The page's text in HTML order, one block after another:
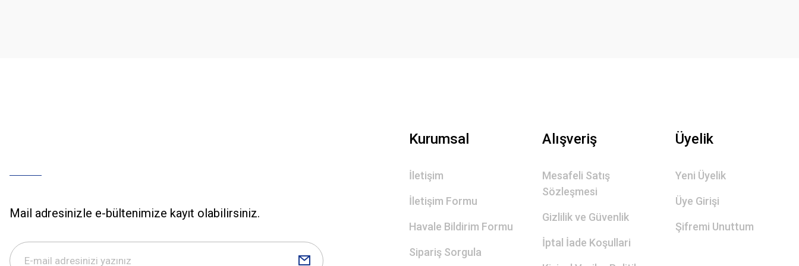
Mail adresinizle e-bültenimize kayıt olabilirsiniz.
Kurumsal
İletişim
İletişim Formu
Havale Bildirim Formu
Sipariş Sorgula
Alışveriş
Mesafeli Satış
Sözleşmesi
Gizlilik ve Güvenlik
İptal İade Koşullari
Üyelik
Yeni Üyelik
Üye Girişi
Şifremi Unuttum